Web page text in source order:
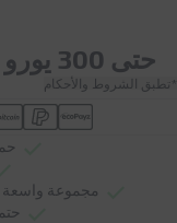
حتى 300 يورو + 150 FS / حتى 100 يورو
*تطبق الشروط والأحكام
مجموعة واسعة